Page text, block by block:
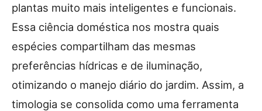
plantas muito mais inteligentes e funcionais.
Essa ciência doméstica nos mostra quais
espécies compartilham das mesmas
preferências hídricas e de iluminação,
otimizando o manejo diário do jardim. Assim, a
timologia se consolida como uma ferramenta